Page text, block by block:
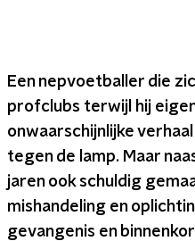
Een nepvoetballer die
profclubs terwijl hij
onwaarschijnlijke
tegen de lamp. Maar
jaren ook schuldig
mishandeling en
gevangenis en